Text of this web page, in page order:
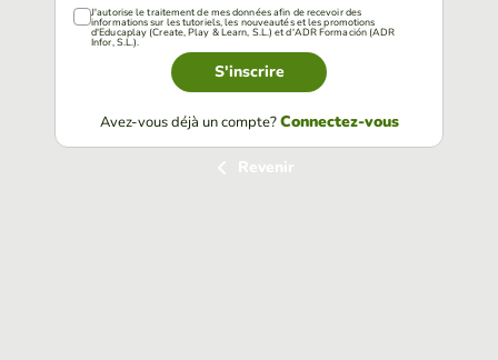
J'autorise le traitement de mes données afin de recevoir des
informations sur les tutoriels, les nouveautés et les promotions
d'Educaplay (Create, Play & Learn, S.L.) et d'ADR Formación (ADR
Infor, S.L.).
S'inscrire
Avez-vous déjà un compte?Connectez-vous
Revenir